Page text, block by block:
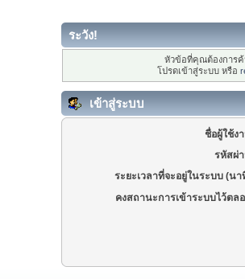
ระวัง!
หัวข้อที่คุณต้องการ
โปรดเข้าสู่ระบบ หรือ
เข้าสู่ระบบ
ชื่อผู้ใช้ง
รหัสผ่
ระยะเวลาที่จะอยู่ในระบบ (นา
คงสถานะการเข้าระบบไว้ตล